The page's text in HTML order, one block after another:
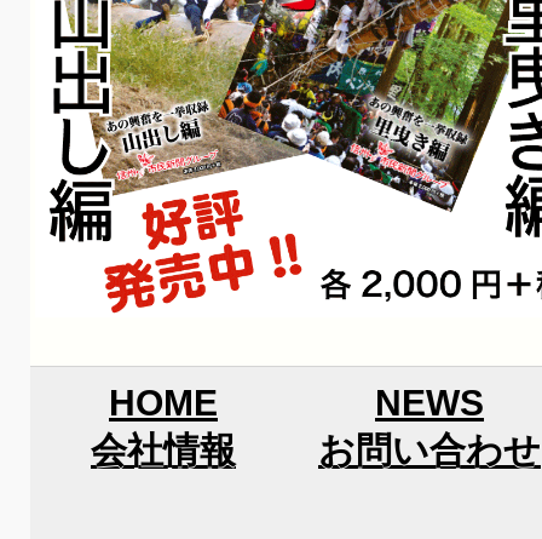
HOME
NEWS
会社情報
お問い合わせ